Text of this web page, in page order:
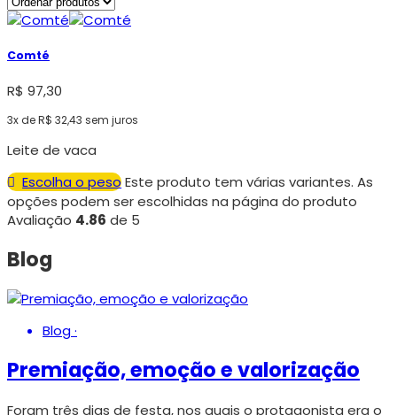
Comté
R$ 97,30
3x deR$ 32,43 sem juros
Leite de vaca
Escolha o pesoEste produto tem várias variantes. As
opções podem ser escolhidas na página do produto
Avaliação 4.86 de 5
Blog
Blog·
Premiação, emoção e valorização
Foram três dias de festa, nos quais o protagonista era o